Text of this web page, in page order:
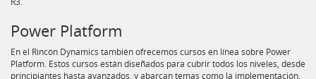
Power Platform
En el Rincón Dynamics también ofrecemos cursos en línea sobre Power
Platform. Estos cursos están diseñados para cubrir todos los niveles, desde
principiantes hasta avanzados, y abarcan temas como la implementación,